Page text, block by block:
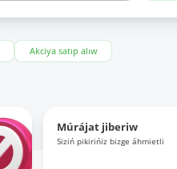
Akciya satıp alıw
Múrájat jiberiw
Siziń pikirińiz bizge áhmietli